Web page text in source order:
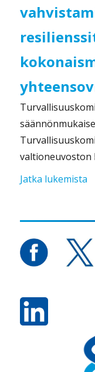
valtioneuvoston
Jatka lukemista